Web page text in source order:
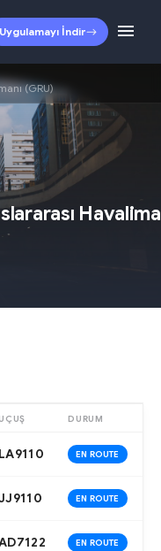
Uygulamayı İndir
(GRU)
UÇUŞ DURUM
LA9110 EN ROUTE
EN ROUTE
EN ROUTE